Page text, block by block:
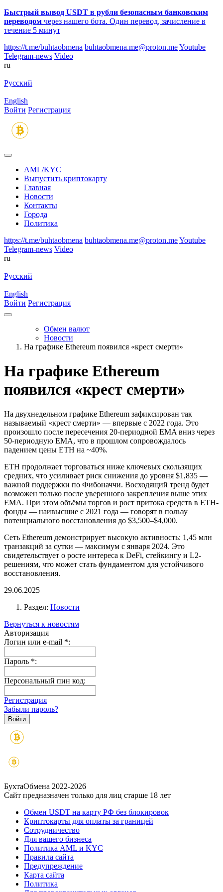
Быстрый вывод USDT в рубли безопасным банковским
переводом через нашего бота. Один перевод, зачисление в
течение 5 минут
https://t.me/buhtaobmena buhtaobmena.me@proton.meYoutube
Telegram-news Video
ru
Русский
English
Войти Регистрация
AML/KYC
Выпустить криптокарту
Главная
Новости
Контакты
Города
Политика
https://t.me/buhtaobmena buhtaobmena.me@proton.meYoutube
Telegram-news Video
ru
Русский
English
Войти Регистрация
Обмен валют
Новости
На графике Ethereum появился «крест смерти»
На графике Ethereum
появился «крест смерти»
На двухнедельном графике Ethereum зафиксирован так
называемый «крест смерти» — впервые с 2022 года. Это
произошло после пересечения 20-периодной EMA вниз через
50-периодную EMA, что в прошлом сопровождалось
падением цены ETH на ~40%.
ETH продолжает торговаться ниже ключевых скользящих
средних, что усиливает риск снижения до уровня $1,835 —
важной поддержки по Фибоначчи. Восходящий тренд будет
возможен только после уверенного закрепления выше этих
EMA. При этом объёмы торгов и рост притока средств в ETH-
фонды — наивысшие с 2021 года — говорят в пользу
потенциального восстановления до $3,500–$4,000.
Сеть Ethereum демонстрирует высокую активность: 1,45 млн
транзакций за сутки — максимум с января 2024. Это
свидетельствует о росте интереса к DeFi, стейкингу и L2-
решениям, что может стать фундаментом для устойчивого
восстановления.
29.06.2025
Раздел: Новости
Вернуться к новостям
Авторизация
Логин или e-mail *:
Пароль *:
Персональный пин код:
Регистрация
Забыли пароль?
БухтаОбмена 2022-2026
Сайт предназначен только для лиц старше 18 лет
Обмен USDT на карту РФ без блокировок
Криптокарты для оплаты за границей
Сотрудничество
Для вашего бизнеса
Политика AML и KYC
Правила сайта
Предупреждение
Карта сайта
Политика